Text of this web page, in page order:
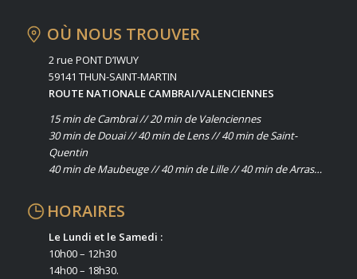
OÙ NOUS TROUVER
2 rue PONT D’IWUY
59141 THUN-SAINT-MARTIN
ROUTE NATIONALE CAMBRAI/VALENCIENNES
15 min de Cambrai // 20 min de Valenciennes
30 min de Douai // 40 min de Lens // 40 min de Saint-
Quentin
40 min de Maubeuge // 40 min de Lille // 40 min de Arras…
HORAIRES
Le Lundi et le Samedi :
10h00 – 12h30
14h00 – 18h30.